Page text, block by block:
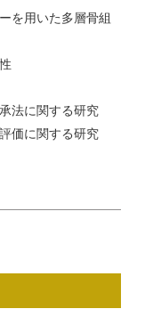
を用いた多層骨組
法に関する研究
価に関する研究